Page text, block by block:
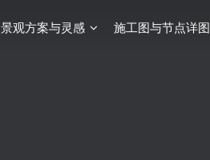
景观方案与灵感 施工图与节点详图